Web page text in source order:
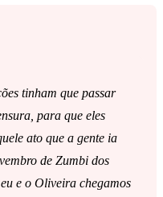
tinham que passar
para que eles
ato que a gente ia
de Zumbi dos
e o Oliveira chegamos